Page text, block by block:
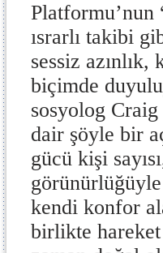
ısrarlı takibi
sessiz
biçimde
sosyolog Craig
dair şöyle bir
gücü kişi
kendi konfor
birlikte